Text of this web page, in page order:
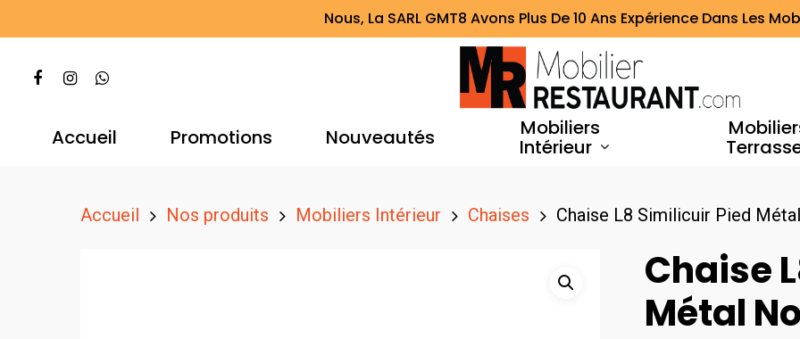
Nous, La SARL GMT8 Avons Plus De 10 Ans Expérience Dans Les
Accueil Promotions Nouveautés Mobiliers
Intérieur
Accueil Nos produits Mobiliers Intérieur Chaises Chaise L8 Similicuir Pied
Chaise
Métal